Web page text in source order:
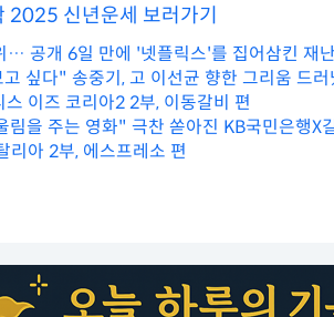
2025 신년운세 보러가기
… 공개 6일 만에 '넷플릭스'를 집어삼킨 재
싶다" 송중기, 고 이선균 향한 그리움 드러
이즈 코리아2 2부, 이동갈비 편
림을 주는 영화" 극찬 쏟아진 KB국민은행X
리아 2부, 에스프레소 편